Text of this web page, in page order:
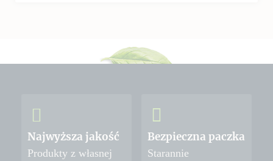
Najwyższa jakość
Produkty z własnej
Bezpieczna paczka
Starannie